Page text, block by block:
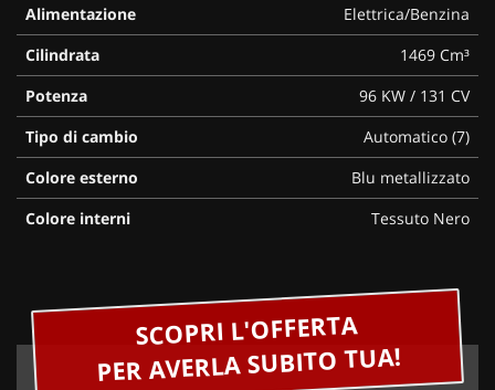
Alimentazione
Elettrica/Benzina
Cilindrata
1469 Cm³
Potenza
96 KW / 131 CV
Tipo di cambio
Automatico (7)
Colore esterno
Blu metallizzato
Colore interni
Tessuto Nero
SCOPRI L'OFFERTA
PER AVERLA SUBITO TUA!